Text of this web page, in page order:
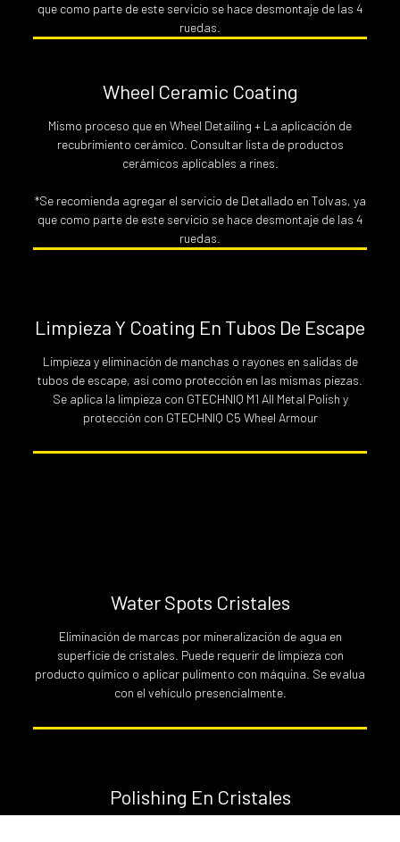
que como parte de este servicio se hace desmontaje de las 4
ruedas.
Wheel Ceramic Coating
Mismo proceso que en Wheel Detailing + La aplicación de
recubrimiento cerámico. Consultar lista de productos
cerámicos aplicables a rines.
*Se recomienda agregar el servicio de Detallado en Tolvas, ya
que como parte de este servicio se hace desmontaje de las 4
ruedas.
Limpieza Y Coating En Tubos De Escape
Limpieza y eliminación de manchas o rayones en salidas de
tubos de escape, así como protección en las mismas piezas.
Se aplica la limpieza con GTECHNIQ M1 All Metal Polish y
protección con GTECHNIQ C5 Wheel Armour
Water Spots Cristales
Eliminación de marcas por mineralización de agua en
superficie de cristales. Puede requerir de limpieza con
producto químico o aplicar pulimento con máquina. Se evalua
con el vehículo presencialmente.
Polishing En Cristales